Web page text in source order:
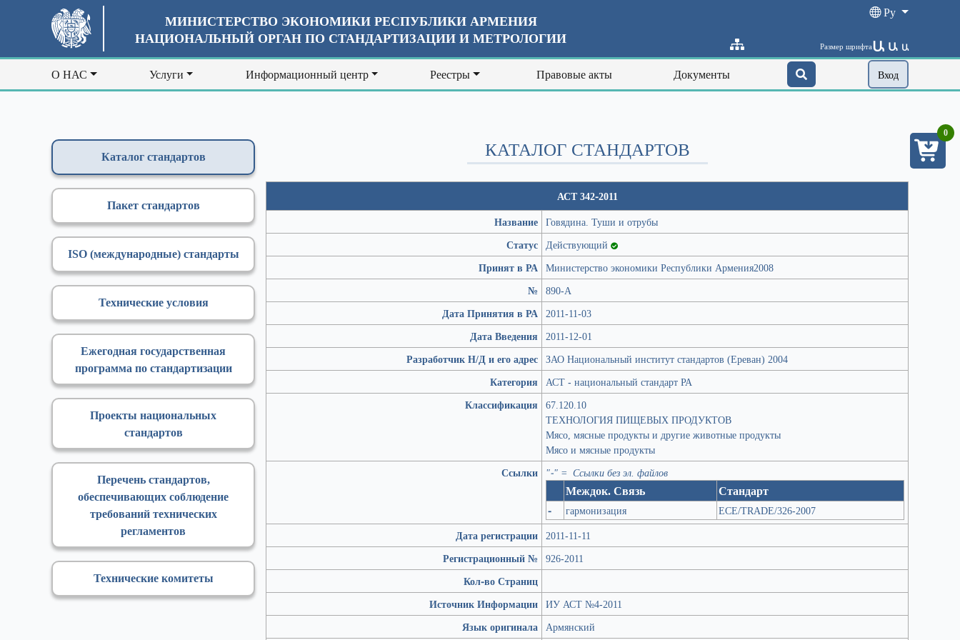
МИНИСТЕРСТВО ЭКОНОМИКИ РЕСПУБЛИКИ АРМЕНИЯ
НАЦИОНАЛЬНЫЙ ОРГАН ПО СТАНДАРТИЗАЦИИ И МЕТРОЛОГИИ
Ру
Размер шрифтаԱ Ա Ա
О НАС Услуги Информационный центр Реестры Правовые акты Документы Вход
Каталог стандартов
Пакет стандартов
ISO (международные) стандарты
Технические условия
Ежегодная государственная
программа по стандартизации
Проекты национальных
стандартов
Перечень стандартов,
обеспечивающих соблюдение
требований технических
регламентов
Технические комитеты
КАТАЛОГ СТАНДАРТОВ
АСТ 342-2011
Название Говядина. Туши и отрубы
Статус Действующий
Принят в РА Министерство экономики Республики Армения2008
№
890-А
Дата Принятия в РА 2011-11-03
Дата Введения
2011-12-01
Разработчик Н/Д и его адрес ЗАО Национальный институт стандартов (Ереван) 2004
Категория
АСТ - национальный стандарт РА
Классификация
67.120.10
ТЕХНОЛОГИЯ ПИЩЕВЫХ ПРОДУКТОВ
Мясо, мясные продукты и другие животные продукты
Мясо и мясные продукты
Ссылки
"-" = Ссылки без эл. файлов
Междок. Связь Стандарт
- гармонизация
ECE/TRADE/326-2007
Дата регистрации 2011-11-11
Регистрационный №
926-2011
Кол-во Страниц
Источник Информации ИУ АСТ №4-2011
Язык оригинала Армянский
0